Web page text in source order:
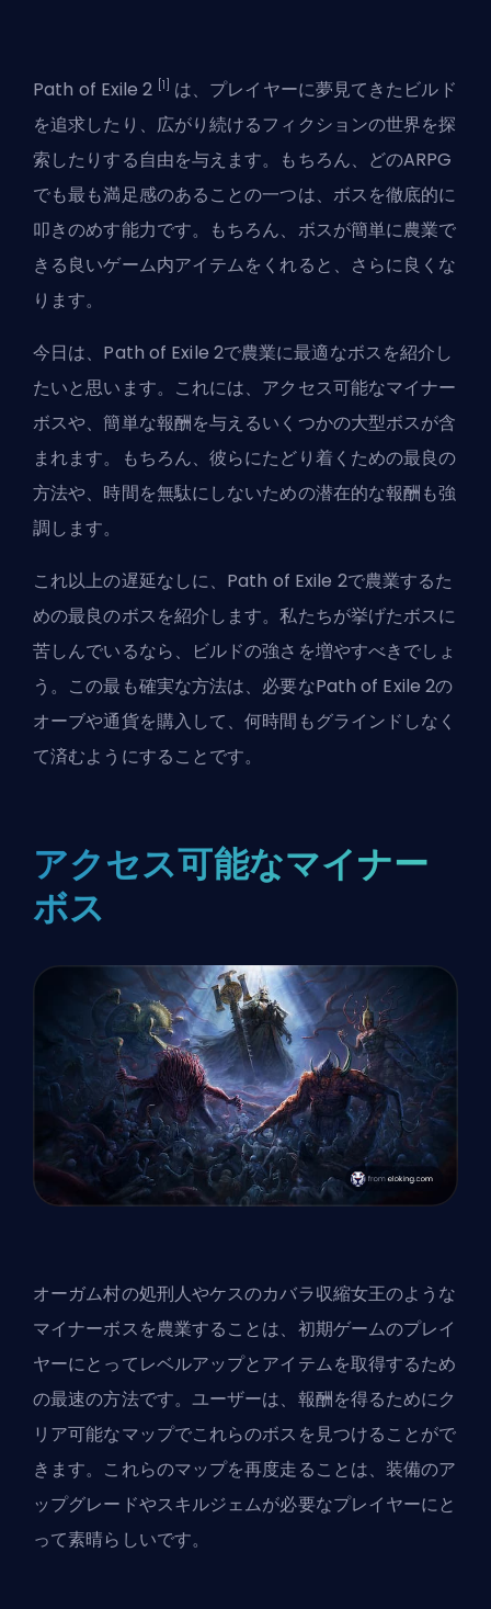
Path of Exile 2 [1]
は、プレイヤーに夢見てきたビルド
を追求したり、広がり続けるフィクションの世界を探
索したりする自由を与えます。もちろん、どのARPG
でも最も満足感のあることの一つは、 ボスを徹底的に
叩きのめす能力です。もちろん、ボスが簡単に農業で
きる良いゲーム内アイテムをくれると、さらに良くな
ります。
今日は、Path of Exile 2で農業に最適なボスを紹介し
たいと思います。これには、アクセス可能なマイナー
ボスや、簡単な報酬を与えるいくつかの大型ボスが含
まれます。もちろん、彼らにたどり着くための最良の
方法や、時間を無駄にしないための潜在的な報酬も強
調します。
これ以上の遅延なしに、Path of Exile 2で農業するた
めの最良のボスを紹介します。私たちが挙げたボスに
苦しんでいるなら、ビルドの強さを増やすべきでしょ
う。この最も確実な方法は、 必要なPath of Exile 2の
オーブや通貨を購入して、何時間もグラインドしなく
て済むようにすることです。
アクセス可能なマイナー
ボス
オーガム村の処刑人やケスのカバラ収縮女王のような
マイナーボスを農業することは、初期ゲームのプレイ
ヤーにとってレベルアップとアイテムを取得するため
の最速の方法です。ユーザーは、報酬を得るためにク
リア可能なマップでこれらのボスを見つけることがで
きます。これらのマップを再度走ることは、装備のア
ップグレードやスキルジェムが必要なプレイヤーにと
って素晴らしいです。